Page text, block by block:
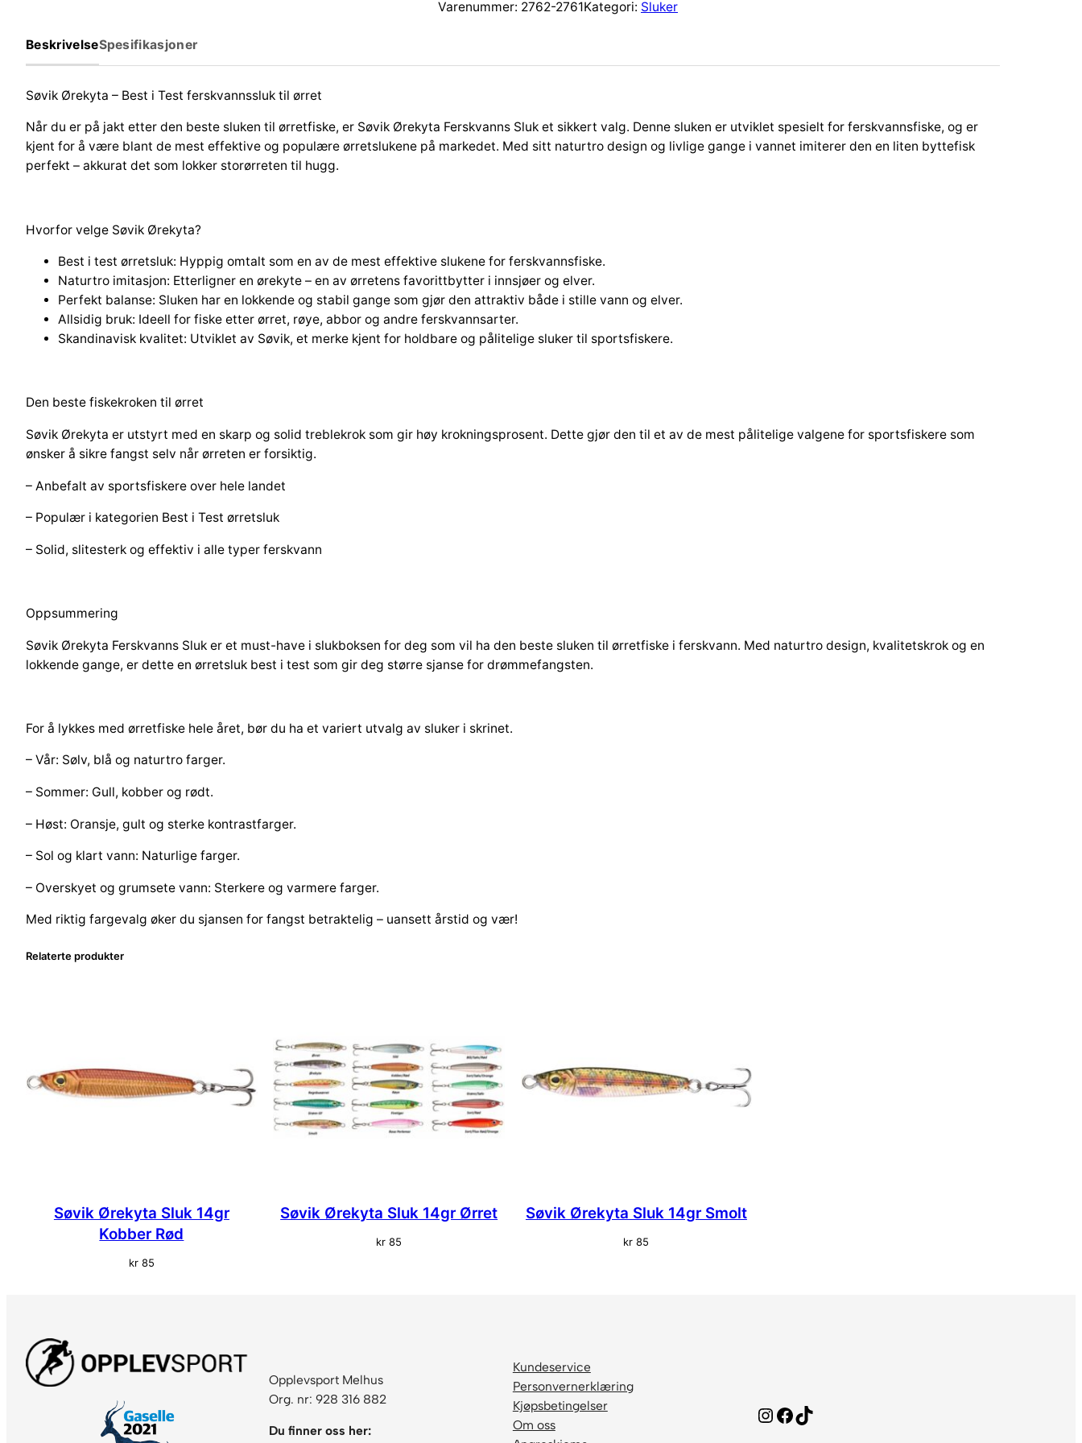
1
S
n
t
Varenummer: 2762-2761Kategori: Sluker
BeskrivelseSpesifikasjoner
Søvik Ørekyta – Best i Test ferskvannssluk til ørret
Når du er på jakt etter den beste sluken til ørretfiske, er Søvik Ørekyta Ferskvanns Sluk et sikkert valg. Denne sluken er utviklet spesielt for ferskvannsfiske, og er
kjent for å være blant de mest effektive og populære ørretslukene på markedet. Med sitt naturtro design og livlige gange i vannet imiterer den en liten byttefisk
perfekt – akkurat det som lokker storørreten til hugg.
Hvorfor velge Søvik Ørekyta?
Best i test ørretsluk: Hyppig omtalt som en av de mest effektive slukene for ferskvannsfiske.
Naturtro imitasjon: Etterligner en ørekyte – en av ørretens favorittbytter i innsjøer og elver.
Perfekt balanse: Sluken har en lokkende og stabil gange som gjør den attraktiv både i stille vann og elver.
Allsidig bruk: Ideell for fiske etter ørret, røye, abbor og andre ferskvannsarter.
Skandinavisk kvalitet: Utviklet av Søvik, et merke kjent for holdbare og pålitelige sluker til sportsfiskere.
Den beste fiskekroken til ørret
Søvik Ørekyta er utstyrt med en skarp og solid treblekrok som gir høy krokningsprosent. Dette gjør den til et av de mest pålitelige valgene for sportsfiskere som
ønsker å sikre fangst selv når ørreten er forsiktig.
– Anbefalt av sportsfiskere over hele landet
– Populær i kategorien Best i Test ørretsluk
– Solid, slitesterk og effektiv i alle typer ferskvann
Oppsummering
Søvik Ørekyta Ferskvanns Sluk er et must-have i slukboksen for deg som vil ha den beste sluken til ørretfiske i ferskvann. Med naturtro design, kvalitetskrok og en
lokkende gange, er dette en ørretsluk best i test som gir deg større sjanse for drømmefangsten.
For å lykkes med ørretfiske hele året, bør du ha et variert utvalg av sluker i skrinet.
– Vår: Sølv, blå og naturtro farger.
– Sommer: Gull, kobber og rødt.
– Høst: Oransje, gult og sterke kontrastfarger.
– Sol og klart vann: Naturlige farger.
– Overskyet og grumsete vann: Sterkere og varmere farger.
Med riktig fargevalg øker du sjansen for fangst betraktelig – uansett årstid og vær!
Relaterte produkter
Søvik Ørekyta Sluk 14gr
Kobber Rød
kr85
Søvik Ørekyta Sluk 14gr Ørret
kr 85
Søvik Ørekyta Sluk 14gr Smolt
kr 85
Opplevsport Melhus
Org. nr: 928 316 882
Du finner oss her:
Kundeservice
Personvernerklæring
Kjøpsbetingelser
Om oss
InstagramFacebook TikTok